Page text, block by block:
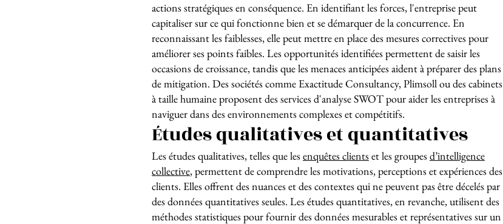
actions stratégiques en conséquence. En identifiant les forces, l'entreprise peut
capitaliser sur ce qui fonctionne bien et se démarquer de la concurrence. En
reconnaissant les faiblesses, elle peut mettre en place des mesures correctives pour
améliorer ses points faibles. Les opportunités identifiées permettent de saisir les
occasions de croissance, tandis que les menaces anticipées aident à préparer des plans
de mitigation. Des sociétés comme Exactitude Consultancy, Plimsoll ou des cabinets
à taille humaine proposent des services d'analyse SWOT pour aider les entreprises à
naviguer dans des environnements complexes et compétitifs.
Études qualitatives et quantitatives
Les études qualitatives, telles que lesenquêtes clientset les groupesd’intelligence
collective, permettent de comprendre les motivations, perceptions et expériences des
clients. Elles offrent des nuances et des contextes qui ne peuvent pas être décelés par
des données quantitatives seules. Les études quantitatives, en revanche, utilisent des
méthodes statistiques pour fournir des données mesurables et représentatives sur un